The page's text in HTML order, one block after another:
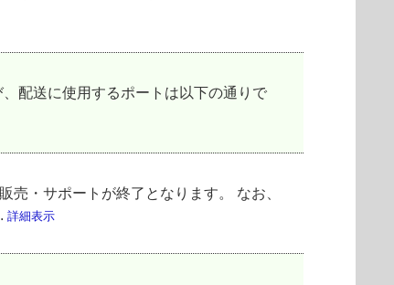
配送に使用するポートは以下の通りで
・サポートが終了となります。 なお、
詳細表示